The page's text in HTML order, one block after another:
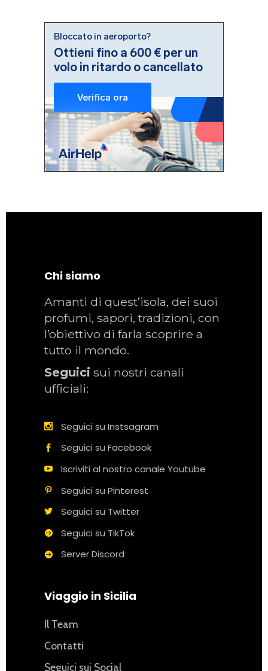
Chi siamo
Amanti di quest’isola, dei suoi
profumi, sapori, tradizioni, con
l’obiettivo di farla scoprire a
tutto il mondo.
Seguici sui nostri canali
ufficiali:
Seguici su Instsagram
Seguici su Facebook
Iscriviti al nostro canale Youtube
Seguici su Pinterest
Seguici su Twitter
Seguici su TikTok
Server Discord
Viaggio in Sicilia
Il Team
Contatti
Seguici sui Social